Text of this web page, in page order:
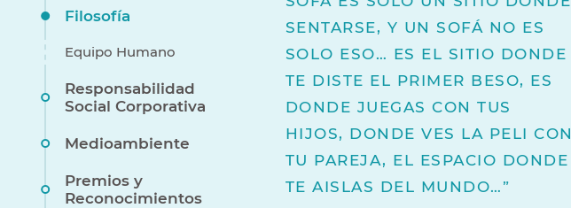
Filosofía
Equipo Humano
Responsabilidad
Social Corporativa
Medioambiente
Premios y
Reconocimientos
SENTARSE, Y UN SOFÁ NO ES
SOLO ESO… ES EL SITIO DONDE
TE DISTE EL PRIMER BESO, ES
DONDE JUEGAS CON TUS
HIJOS, DONDE VES LA PELI CON
TU PAREJA, EL ESPACIO DONDE
TE AISLAS DEL MUNDO…”